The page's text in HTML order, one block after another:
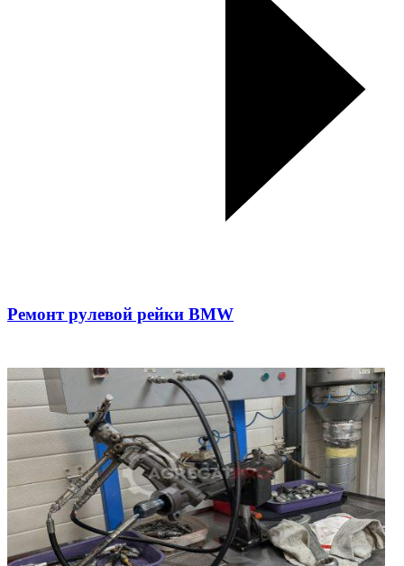
Ремонт рулевой рейки BMW